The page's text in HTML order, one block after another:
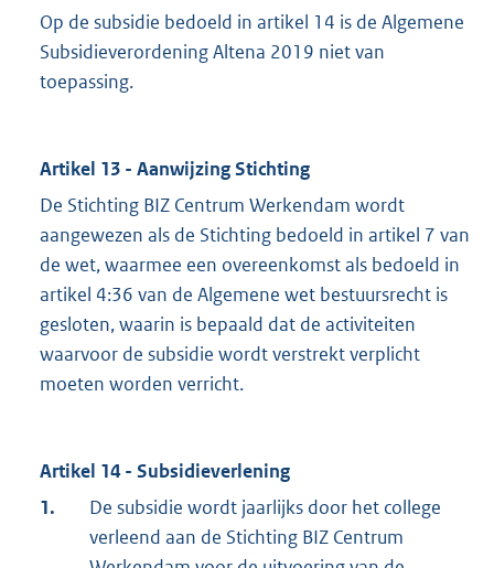
Op de subsidie bedoeld in artikel 14 is de Algemene
Subsidieverordening Altena 2019 niet van
toepassing.
Artikel 13 - Aanwijzing Stichting
De Stichting BIZ Centrum Werkendam wordt
aangewezen als de Stichting bedoeld in artikel 7 van
de wet, waarmee een overeenkomst als bedoeld in
artikel 4:36 van de Algemene wet bestuursrecht is
gesloten, waarin is bepaald dat de activiteiten
waarvoor de subsidie wordt verstrekt verplicht
moeten worden verricht.
Artikel 14 - Subsidieverlening
1.
De subsidie wordt jaarlijks door het college
verleend aan de Stichting BIZ Centrum